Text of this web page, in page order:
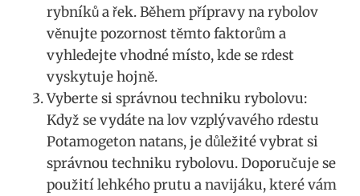
rybníků a řek. Během přípravy na ⁤rybolov
věnujte pozornost těmto faktorům‌ a
vyhledejte vhodné⁣ místo, kde se ⁣rdest
vyskytuje hojně.
Vyberte‍ si správnou ⁣techniku rybolovu:
Když se vydáte na lov vzplývavého rdestu
‌Potamogeton ‍natans,⁤ je‍ důležité vybrat si
‌správnou ‍techniku rybolovu. Doporučuje se
⁣použití lehkého prutu a‍ navijáku, které vám